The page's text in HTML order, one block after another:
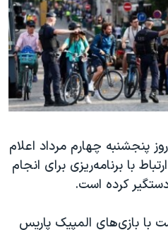
پنجشنبه چهارم مرداد اعلام
با برنامه‌ریزی برای انجام
کرده است.
با بازی‌های المپیک پاریس